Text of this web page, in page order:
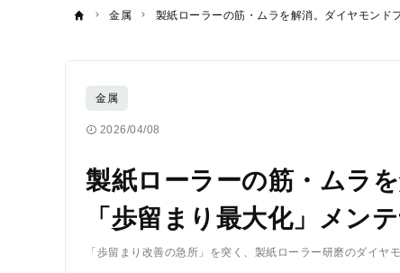
金属 製紙ローラーの筋・ムラを解消。ダイヤモンド
金属
2026/04/08
製紙ローラーの筋・ムラ
「歩留まり最大化」メン
「歩留まり改善の急所」を突く、製紙ローラー研磨のダイヤ